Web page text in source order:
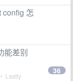
config 怎
能差别
• Lastly
36